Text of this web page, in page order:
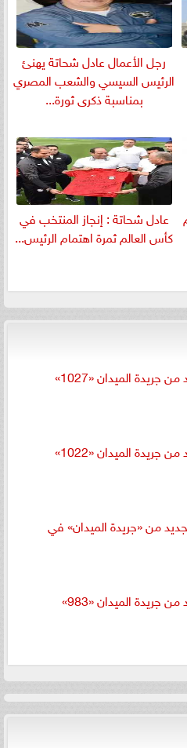
رجل الأعمال عادل شحاتة يهنئ
الرئيس السيسي والشعب المصري
بمناسبة ذكرى ثورة...
عادل شحاتة : إنجاز المنتخب في
كأس العالم ثمرة اهتمام الرئيس...
جريدة الميدان «1027»
جريدة الميدان «1022»
من «جريدة الميدان» في
جريدة الميدان «983»